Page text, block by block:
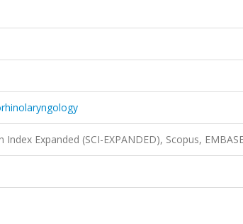
Index Expanded (SCI-EXPANDED), Scopus,